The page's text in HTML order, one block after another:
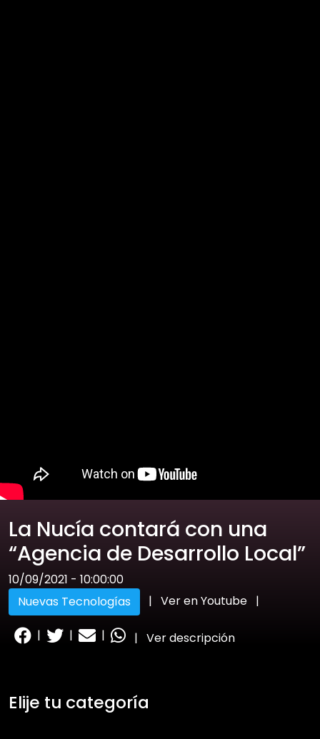
La Nucía contará con una
“Agencia de Desarrollo Local”
10/09/2021 - 10:00:00
Nuevas Tecnologías
| Ver en Youtube |
| | | | Ver descripción
Elije tu categoría